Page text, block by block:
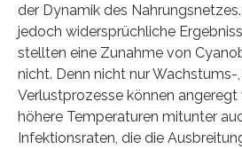
der Dynamik des
jedoch widersprüchliche
stellten eine Zunahme von
nicht. Denn nicht nur Wachstums-
Verlustprozesse können angeregt
höhere Temperaturen mitunter
Infektionsraten, die die